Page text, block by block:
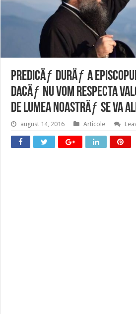
PredicÄƒ durÄƒ a
DacÄƒ nu vom respecta
de lumea noastrÄƒ se va
august 14, 2016 Articole